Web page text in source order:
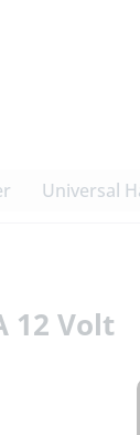
Universal
12 Volt